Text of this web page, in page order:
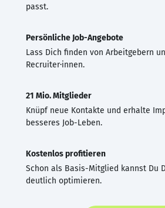
passt.
Persönliche Job-Angebote
Lass Dich finden von Arbeitgebern
Recruiter·innen.
21 Mio. Mitglieder
Knüpf neue Kontakte und erhalte
besseres Job-Leben.
Kostenlos profitieren
Schon als Basis-Mitglied kannst Du
deutlich optimieren.